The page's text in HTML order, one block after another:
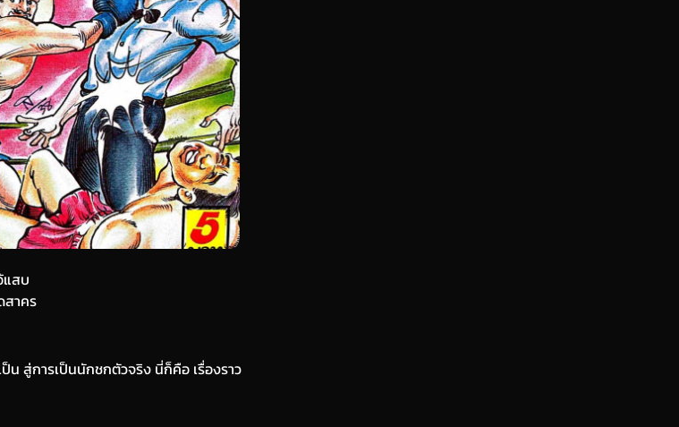
แสบ
าคร
ป็น สู่การเป็นนักชกตัวจริง นี่ก็คือ เรื่องราว